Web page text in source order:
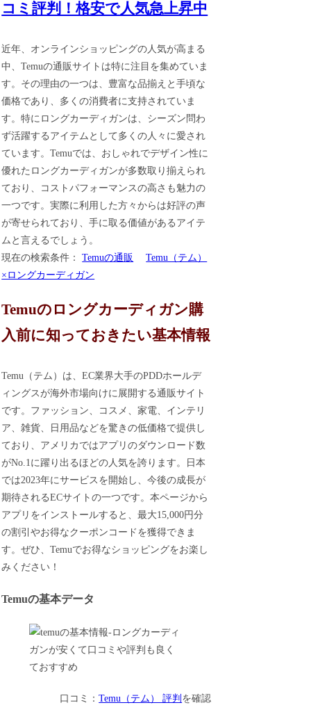
コミ評判！格安で人気急上昇中
近年、オンラインショッピングの人気が高まる
中、Temuの通販サイトは特に注目を集めていま
す。その理由の一つは、豊富な品揃えと手頃な
価格であり、多くの消費者に支持されていま
す。特にロングカーディガンは、シーズン問わ
ず活躍するアイテムとして多くの人々に愛され
ています。Temuでは、おしゃれでデザイン性に
優れたロングカーディガンが多数取り揃えられ
ており、コストパフォーマンスの高さも魅力の
一つです。実際に利用した方々からは好評の声
が寄せられており、手に取る価値があるアイテ
ムと言えるでしょう。
現在の検索条件：Temuの通販
Temu（テム）
×ロングカーディガン
Temuのロングカーディガン購
入前に知っておきたい基本情報
Temu（テム）は、EC業界大手のPDDホールデ
ィングスが海外市場向けに展開する通販サイト
です。ファッション、コスメ、家電、インテリ
ア、雑貨、日用品などを驚きの低価格で提供し
ており、アメリカではアプリのダウンロード数
がNo.1に躍り出るほどの人気を誇ります。日本
では2023年にサービスを開始し、今後の成長が
期待されるECサイトの一つです。本ページから
アプリをインストールすると、最大15,000円分
の割引やお得なクーポンコードを獲得できま
す。ぜひ、Temuでお得なショッピングをお楽し
みください！
Temuの基本データ
口コミ：Temu（テム） 評判 を確認